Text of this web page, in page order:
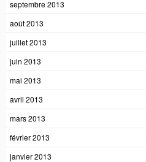
septembre 2013
août 2013
juillet 2013
juin 2013
mai 2013
avril 2013
mars 2013
février 2013
janvier 2013